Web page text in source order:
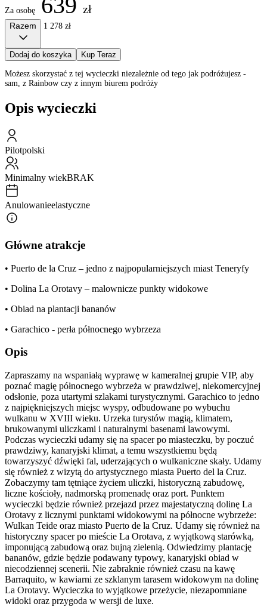
Za osobę zł
Razem 1 278 zł
Dodaj do koszyka Kup Teraz
Możesz skorzystać z tej wycieczki niezależnie od tego jak podróżujesz -
sam, z Rainbow czy z innym biurem podróży
Opis wycieczki
Pilotpolski
Minimalny wiekBRAK
Anulowanieelastyczne
Główne atrakcje
• Puerto de la Cruz – jedno z najpopularniejszych miast Teneryfy
• Dolina La Orotavy – malownicze punkty widokowe
• Obiad na plantacji bananów
• Garachico - perła północnego wybrzeza
Opis
Zapraszamy na wspaniałą wyprawę w kameralnej grupie VIP, aby
poznać magię północnego wybrzeża w prawdziwej, niekomercyjnej
odsłonie, poza utartymi szlakami turystycznymi. Garachico to jedno
z najpiękniejszych miejsc wyspy, odbudowane po wybuchu
wulkanu w XVIII wieku. Urzeka turystów magią, klimatem,
brukowanymi uliczkami i naturalnymi basenami lawowymi.
Podczas wycieczki udamy się na spacer po miasteczku, by poczuć
prawdziwy, kanaryjski klimat, a temu wszystkiemu będą
towarzyszyć dźwięki fal, uderzających o wulkaniczne skały. Udamy
się również z wizytą do artystycznego miasta Puerto del la Cruz.
Zobaczymy tam tętniące życiem uliczki, historyczną zabudowę,
liczne kościoły, nadmorską promenadę oraz port. Punktem
wycieczki będzie również przejazd przez majestatyczną dolinę La
Orotavy z licznymi punktami widokowymi na północne wybrzeże:
Wulkan Teide oraz miasto Puerto de la Cruz. Udamy się również na
historyczny spacer po mieście La Orotava, z wyjątkową starówką,
imponującą zabudową oraz bujną zielenią. Odwiedzimy plantację
bananów, gdzie będzie podawany typowy, kanaryjski obiad w
niecodziennej scenerii. Nie zabraknie również czasu na kawę
Barraquito, w kawiarni ze szklanym tarasem widokowym na dolinę
La Orotavy. Wycieczka to wyjątkowe przeżycie, niezapomniane
widoki oraz przygoda w wersji de luxe.